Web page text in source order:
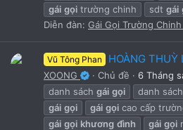
gái gọi trường chinh sdt gái
Diễn đàn: Gái Gọi Trường
Vũ Tông Phan HOÀNG THUỲ
XOONG Chủ đề 6 Tháng
danh sách gái gọi danh sách
gái gọi gái gọi cao cấp
gái gọi khương đình gái gọi